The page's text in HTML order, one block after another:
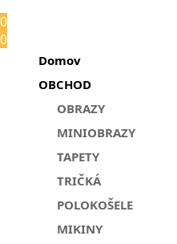
0
0
Domov
OBCHOD
OBRAZY
MINIOBRAZY
TAPETY
TRIČKÁ
POLOKOŠELE
MIKINY